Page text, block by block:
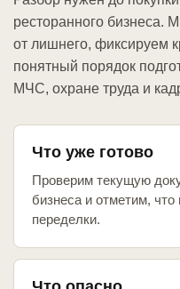
ресторанного бизнеса.
от лишнего, фиксируем
понятный порядок
МЧС, охране труда и
Что уже готово
Проверим текущую
бизнеса и отметим,
переделки.